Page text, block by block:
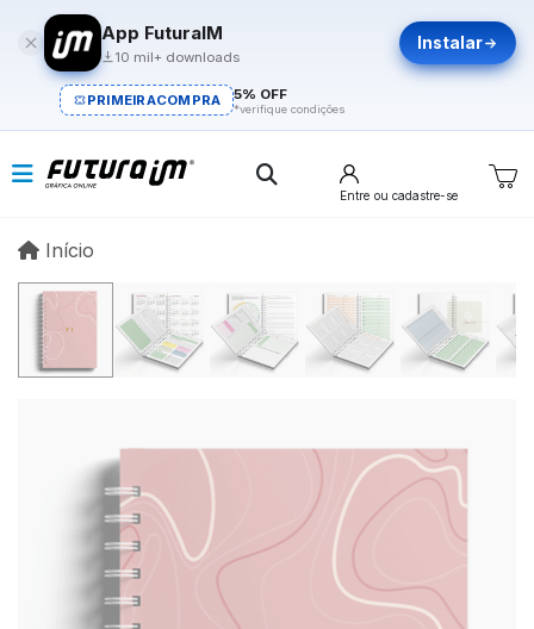
App FuturaIM
10 mil+ downloads
Instalar
PRIMEIRACOMPRA 5% OFF
*verifique condições
Entre ou cadastre-se
Início